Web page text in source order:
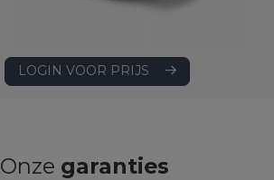
LOGIN VOOR PRIJS
Onze garanties